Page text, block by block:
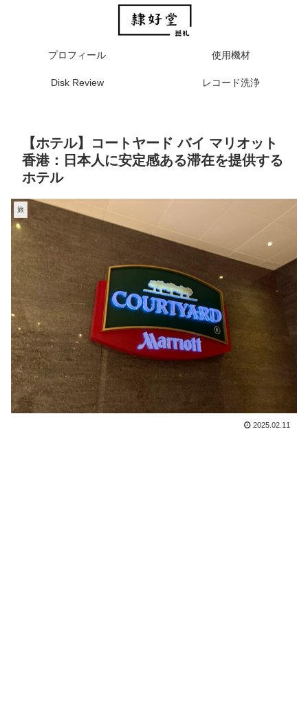
プロフィール 使用機材
Disk Review レコード洗浄
【ホテル】コートヤード バイ マリオット
香港：日本人に安定感ある滞在を提供する
ホテル
旅
2025.02.11